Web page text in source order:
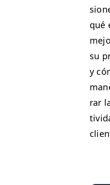
qué
su
y
rar